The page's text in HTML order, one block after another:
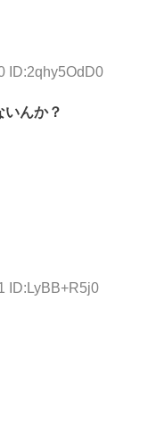
ID:2qhy5OdD0
んか？
ID:LyBB+R5j0